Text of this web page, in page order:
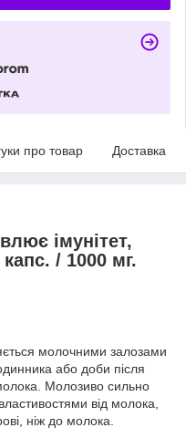
про товар Доставка
імунітет,
/ 1000 мг.
молочними залозами
або доби після
Молозиво сильно
від молока,
ніж до молока.